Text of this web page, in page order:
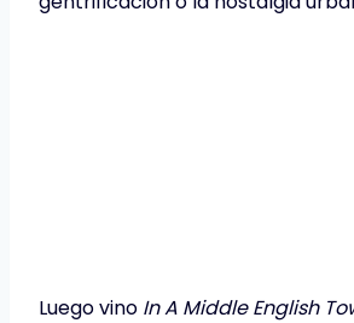
Luego vino In A Middle English